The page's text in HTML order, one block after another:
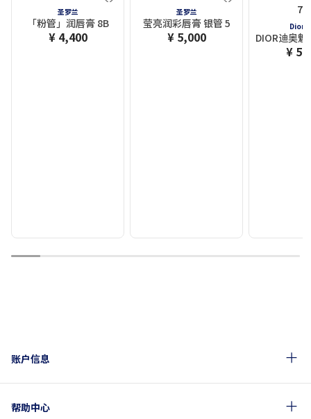
圣罗兰
「粉管」润唇膏 8B
¥ 4,400
圣罗兰
莹亮润彩唇膏 银管 5
¥ 5,000
Dior/
DIOR迪奥
¥
1 2 3 4 5 6 7 8 9 10
账户信息
帮助中心